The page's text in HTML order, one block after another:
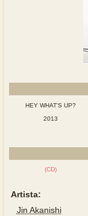
HEY WHAT'S UP?
2013
(CD)
Artista:
Jin Akanishi